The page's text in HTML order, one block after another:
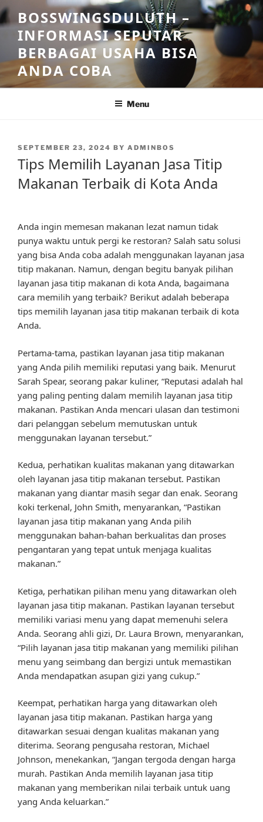
Skip
to
content
BOSSWINGSDULUTH –
INFORMASI SEPUTAR
BERBAGAI USAHA BISA
ANDA COBA
Menu
POSTED
ON
SEPTEMBER 23, 2024 BY ADMINBOS
Tips Memilih Layanan Jasa Titip
Makanan Terbaik di Kota Anda
Anda ingin memesan makanan lezat namun tidak
punya waktu untuk pergi ke restoran? Salah satu solusi
yang bisa Anda coba adalah menggunakan layanan jasa
titip makanan. Namun, dengan begitu banyak pilihan
layanan jasa titip makanan di kota Anda, bagaimana
cara memilih yang terbaik? Berikut adalah beberapa
tips memilih layanan jasa titip makanan terbaik di kota
Anda.
Pertama-tama, pastikan layanan jasa titip makanan
yang Anda pilih memiliki reputasi yang baik. Menurut
Sarah Spear, seorang pakar kuliner, “Reputasi adalah hal
yang paling penting dalam memilih layanan jasa titip
makanan. Pastikan Anda mencari ulasan dan testimoni
dari pelanggan sebelum memutuskan untuk
menggunakan layanan tersebut.”
Kedua, perhatikan kualitas makanan yang ditawarkan
oleh layanan jasa titip makanan tersebut. Pastikan
makanan yang diantar masih segar dan enak. Seorang
koki terkenal, John Smith, menyarankan, “Pastikan
layanan jasa titip makanan yang Anda pilih
menggunakan bahan-bahan berkualitas dan proses
pengantaran yang tepat untuk menjaga kualitas
makanan.”
Ketiga, perhatikan pilihan menu yang ditawarkan oleh
layanan jasa titip makanan. Pastikan layanan tersebut
memiliki variasi menu yang dapat memenuhi selera
Anda. Seorang ahli gizi, Dr. Laura Brown, menyarankan,
“Pilih layanan jasa titip makanan yang memiliki pilihan
menu yang seimbang dan bergizi untuk memastikan
Anda mendapatkan asupan gizi yang cukup.”
Keempat, perhatikan harga yang ditawarkan oleh
layanan jasa titip makanan. Pastikan harga yang
ditawarkan sesuai dengan kualitas makanan yang
diterima. Seorang pengusaha restoran, Michael
Johnson, menekankan, “Jangan tergoda dengan harga
murah. Pastikan Anda memilih layanan jasa titip
makanan yang memberikan nilai terbaik untuk uang
yang Anda keluarkan.”